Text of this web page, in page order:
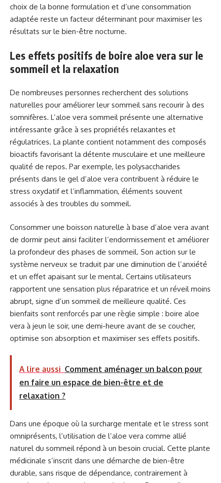
choix de la bonne formulation et d’une consommation
adaptée reste un facteur déterminant pour maximiser les
résultats sur le bien-être nocturne.
Les effets positifs de boire aloe vera sur le
sommeil et la relaxation
De nombreuses personnes recherchent des solutions
naturelles pour améliorer leur sommeil sans recourir à des
somnifères. L’aloe vera sommeil présente une alternative
intéressante grâce à ses propriétés relaxantes et
régulatrices. La plante contient notamment des composés
bioactifs favorisant la détente musculaire et une meilleure
qualité de repos. Par exemple, les polysaccharides
présents dans le gel d’aloe vera contribuent à réduire le
stress oxydatif et l’inflammation, éléments souvent
associés à des troubles du sommeil.
Consommer une boisson naturelle à base d’aloe vera avant
de dormir peut ainsi faciliter l’endormissement et améliorer
la profondeur des phases de sommeil. Son action sur le
système nerveux se traduit par une diminution de l’anxiété
et un effet apaisant sur le mental. Certains utilisateurs
rapportent une sensation plus réparatrice et un réveil moins
abrupt, signe d’un sommeil de meilleure qualité. Ces
bienfaits sont renforcés par une règle simple : boire aloe
vera à jeun le soir, une demi-heure avant de se coucher,
optimise son absorption et maximiser ses effets positifs.
A lire aussi Comment aménager un balcon pour
en faire un espace de bien-être et de
relaxation ?
Dans une époque où la surcharge mentale et le stress sont
omniprésents, l’utilisation de l’aloe vera comme allié
naturel du sommeil répond à un besoin crucial. Cette plante
médicinale s’inscrit dans une démarche de bien-être
durable, sans risque de dépendance, contrairement à